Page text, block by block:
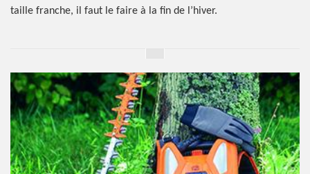
taille franche, il faut le faire à la fin de l’hiver.